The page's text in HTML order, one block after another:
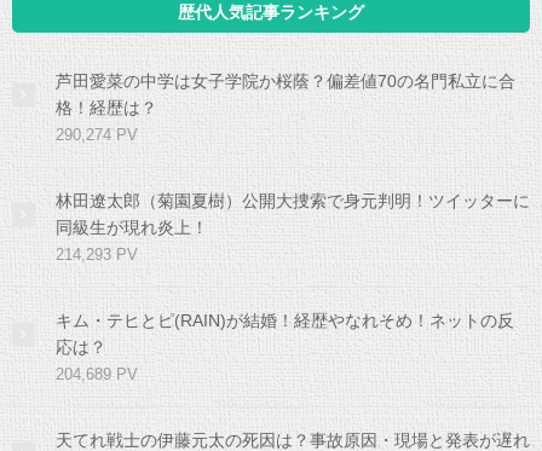
歴代人気記事ランキング
芦田愛菜の中学は女子学院か桜蔭？偏差値70の名門私立に合
格！経歴は？
290,274 PV
林田遼太郎（菊園夏樹）公開大捜索で身元判明！ツイッターに
同級生が現れ炎上！
214,293 PV
キム・テヒとピ(RAIN)が結婚！経歴やなれそめ！ネットの反
応は？
204,689 PV
天てれ戦士の伊藤元太の死因は？事故原因・現場と発表が遅れ